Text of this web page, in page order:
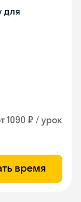
для
1090 ₽ / урок
время